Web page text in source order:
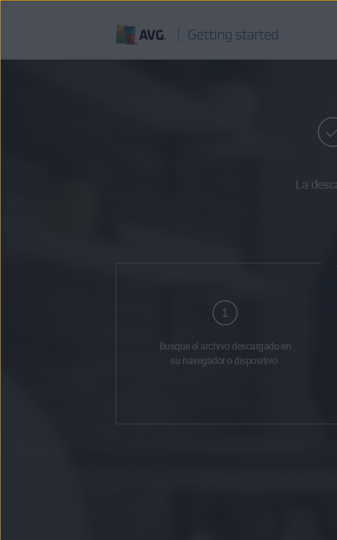
La
1
Busque el archivo descargado en
su navegador o dispositivo.